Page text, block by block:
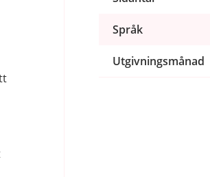
Språk
Utgivningsmånad